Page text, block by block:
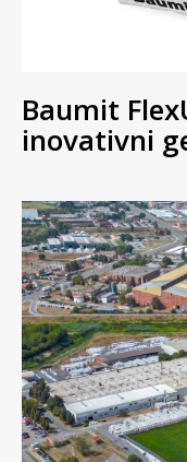
Baumit
inovativni